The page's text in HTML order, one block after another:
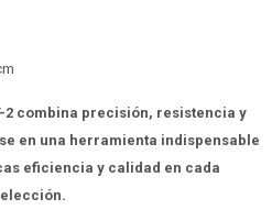
2 combina precisión, resistencia y
en una herramienta indispensable
eficiencia y calidad en cada